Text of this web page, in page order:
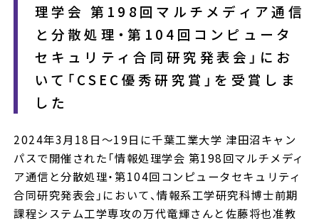
理学会 第198回マルチメディア通信
と分散処理・第104回コンピュータ
セキュリティ合同研究発表会」にお
いて「CSEC優秀研究賞」を受賞しま
した
2024年3月18日～19日に千葉工業大学 津田沼キャン
パスで開催された「情報処理学会 第198回マルチメディ
ア通信と分散処理・第104回コンピュータセキュリティ
合同研究発表会」において、情報系工学研究科博士前期
課程システム工学専攻の万代竜輝さんと佐藤将也准教